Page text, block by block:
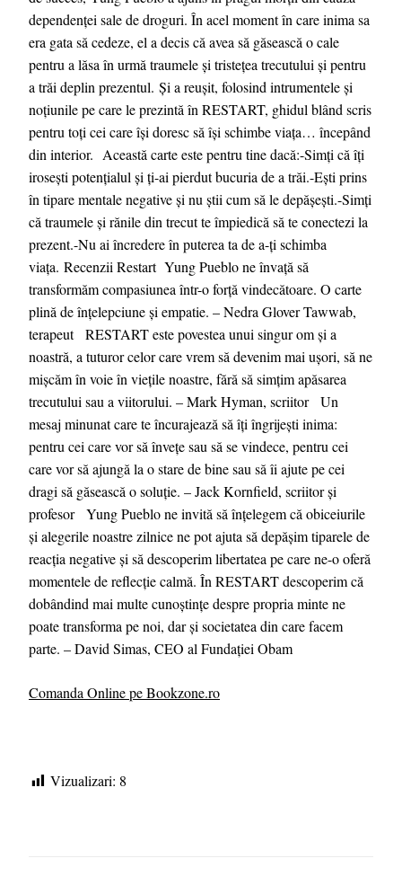
dependenței sale de droguri. În acel moment în care inima sa
era gata să cedeze, el a decis că avea să găsească o cale
pentru a lăsa în urmă traumele și tristețea trecutului și pentru
a trăi deplin prezentul. Și a reușit, folosind intrumentele și
noțiunile pe care le prezintă în RESTART, ghidul blând scris
pentru toți cei care își doresc să își schimbe viața… începând
din interior. Această carte este pentru tine dacă:-Simți că îți
irosești potențialul și ți-ai pierdut bucuria de a trăi.-Ești prins
în tipare mentale negative și nu știi cum să le depășești.-Simți
că traumele și rănile din trecut te împiedică să te conectezi la
prezent.-Nu ai încredere în puterea ta de a-ți schimba
viața. Recenzii Restart Yung Pueblo ne învață să
transformăm compasiunea într-o forță vindecătoare. O carte
plină de înțelepciune și empatie. – Nedra Glover Tawwab,
terapeut RESTART este povestea unui singur om și a
noastră, a tuturor celor care vrem să devenim mai ușori, să ne
mișcăm în voie în viețile noastre, fără să simțim apăsarea
trecutului sau a viitorului. – Mark Hyman, scriitor Un
mesaj minunat care te încurajează să îți îngrijești inima:
pentru cei care vor să învețe sau să se vindece, pentru cei
care vor să ajungă la o stare de bine sau să îi ajute pe cei
dragi să găsească o soluție. – Jack Kornfield, scriitor și
profesor Yung Pueblo ne invită să înțelegem că obiceiurile
și alegerile noastre zilnice ne pot ajuta să depășim tiparele de
reacția negative și să descoperim libertatea pe care ne-o oferă
momentele de reflecție calmă. În RESTART descoperim că
dobândind mai multe cunoștințe despre propria minte ne
poate transforma pe noi, dar și societatea din care facem
parte. – David Simas, CEO al Fundației Obam
Comanda Online pe Bookzone.ro
Vizualizari: 8